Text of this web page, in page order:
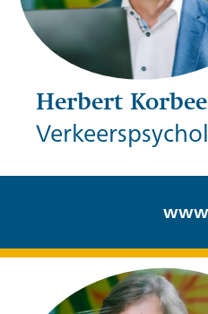
Herbert Korbee (Korbee &
Herbert Korbee